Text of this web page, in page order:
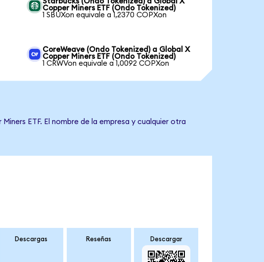
Copper Miners ETF (Ondo Tokenized)
1 SBUXon equivale a 1,2370 COPXon
CoreWeave (Ondo Tokenized) a Global X
Copper Miners ETF (Ondo Tokenized)
1 CRWVon equivale a 1,0092 COPXon
ETF. El nombre de la empresa y cualquier otra
Descargas Reseñas Descargar